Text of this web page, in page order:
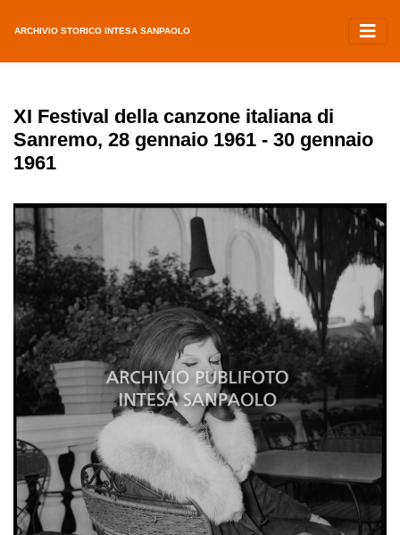
ARCHIVIO STORICO INTESA SANPAOLO
XI Festival della canzone italiana di
Sanremo, 28 gennaio 1961 - 30 gennaio
1961